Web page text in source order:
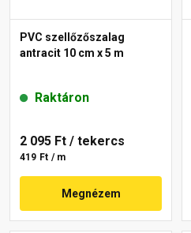
PVC szellőzőszalag
antracit 10 cm x 5 m
Raktáron
2 095 Ft / tekercs
419 Ft / m
Megnézem